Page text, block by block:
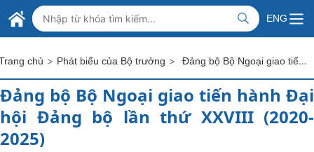
Skip to Main Content
BỘ NGOẠI GIAO VIỆT NAM
MINISTRY OF FOREIGN AFFAIRS
ENG
chủ > Phát biểu của Bộ trưởng > Đảng bộ Bộ Ngoại giao tiến hành Đại hội Đảng bộ lần thứ XXVIII (2020-2025)
Đảng bộ Bộ Ngoại giao tiến hành Đại
hội Đảng bộ lần thứ XXVIII (2020-
2025)